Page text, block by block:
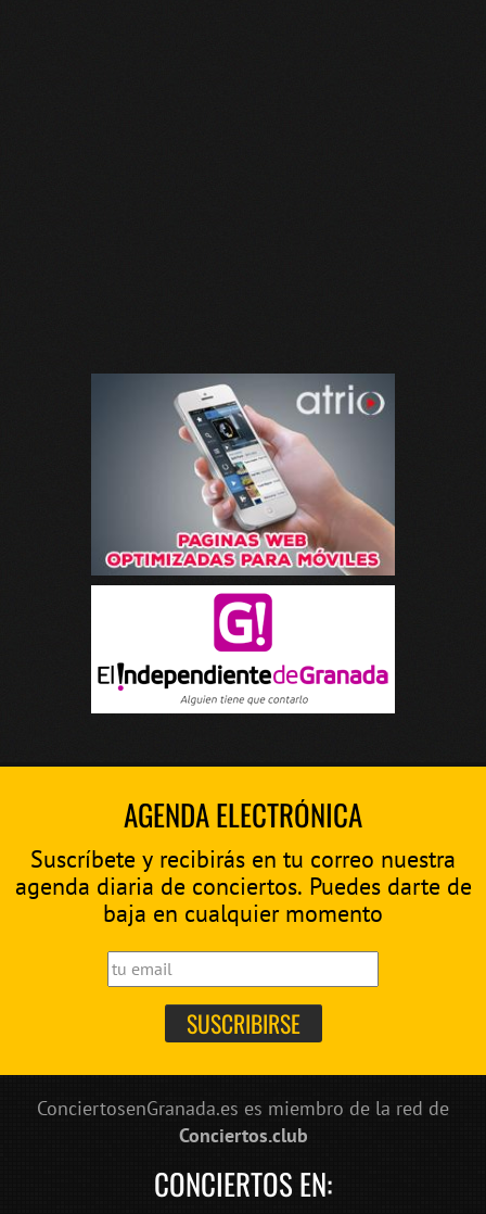
AGENDA ELECTRÓNICA
Suscríbete y recibirás en tu correo nuestra
agenda diaria de conciertos. Puedes darte de
baja en cualquier momento
ConciertosenGranada.es es miembro de la red de
Conciertos.club
CONCIERTOS EN: